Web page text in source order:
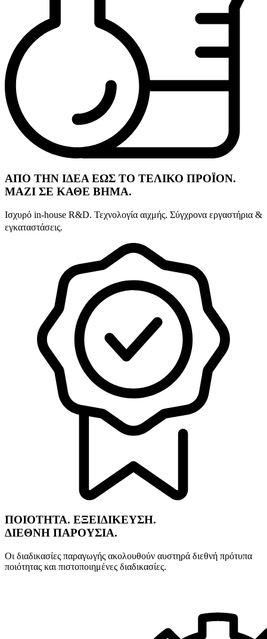
ΑΠΟ ΤΗΝ ΙΔΕΑ ΕΩΣ ΤΟ ΤΕΛΙΚΟ ΠΡΟΪΟΝ.
ΜΑΖΙ ΣΕ ΚΑΘΕ ΒΗΜΑ.
Ισχυρό in-house R&D. Τεχνολογία αιχμής. Σύγχρονα εργαστήρια &
εγκαταστάσεις.
ΠΟΙΟΤΗΤΑ. ΕΞΕΙΔΙΚΕΥΣΗ.
ΔΙΕΘΝΗ ΠΑΡΟΥΣΙΑ.
Οι διαδικασίες παραγωγής ακολουθούν αυστηρά διεθνή πρότυπα
ποιότητας και πιστοποιημένες διαδικασίες.